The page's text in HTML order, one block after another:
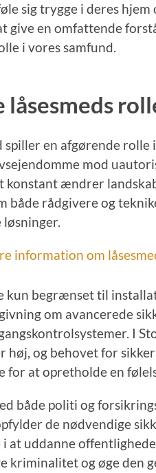
sig trygge i deres hjem
give en omfattende
i vores samfund.
låsesmeds
spiller en afgørende
mod
konstant ændrer
både rådgivere og
information om
kun begrænset til
om avancerede
I
og behovet for
for at opretholde en
både politi og
de nødvendige
at uddanne
kriminalitet og øge den